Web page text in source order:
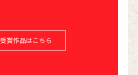
受賞作品はこちら